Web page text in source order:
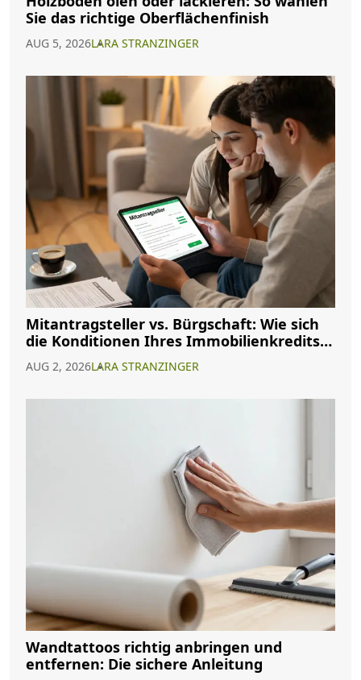
Sie das richtige Oberflächenfinish
AUG 5, 2026LARA STRANZINGER
Mitantragsteller vs. Bürgschaft: Wie sich
die Konditionen Ihres Immobilienkredits
AUG 2, 2026LARA STRANZINGER
Wandtattoos richtig anbringen und
entfernen: Die sichere Anleitung